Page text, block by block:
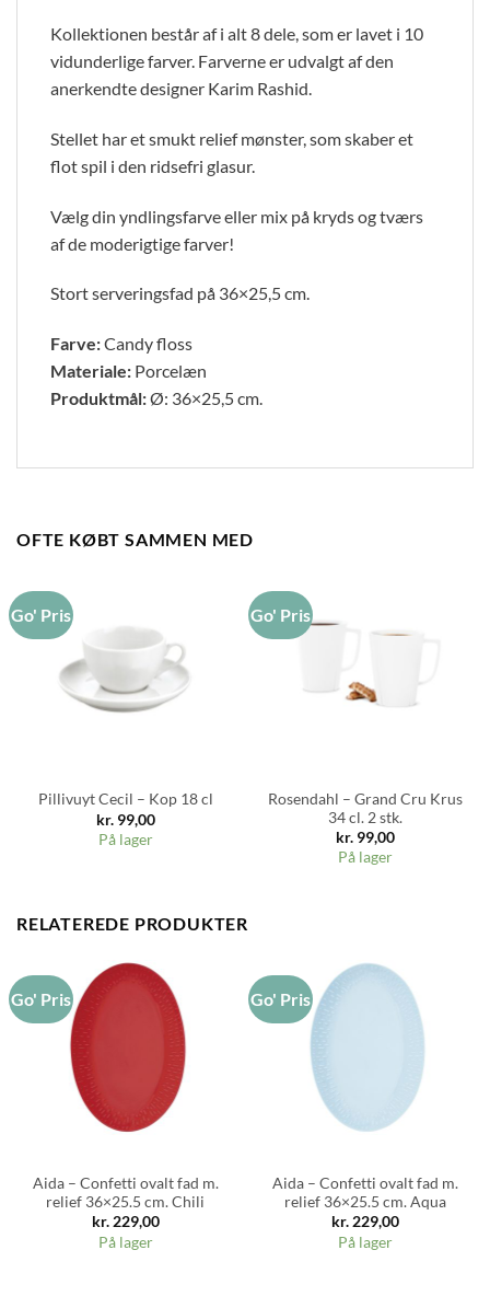
Kollektionen består af i alt 8 dele, som er lavet i 10
vidunderlige farver. Farverne er udvalgt af den
anerkendte designer Karim Rashid.
Stellet har et smukt relief mønster, som skaber et
flot spil i den ridsefri glasur.
Vælg din yndlingsfarve eller mix på kryds og tværs
af de moderigtige farver!
Stort serveringsfad på 36×25,5 cm.
Farve:Candy floss
Materiale: Porcelæn
Produktmål:Ø: 36×25,5 cm.
OFTE KØBT SAMMEN MED
Go' Pris
Pillivuyt Cecil – Kop 18 cl
kr.99,00
På lager
Go' Pris
Rosendahl – Grand Cru Krus
34 cl. 2 stk.
kr.99,00
På lager
RELATEREDE PRODUKTER
Go' Pris
Aida – Confetti ovalt fad m.
relief 36×25.5 cm. Chili
kr.229,00
På lager
Go' Pris
Aida – Confetti ovalt fad m.
relief 36×25.5 cm. Aqua
kr.229,00
På lager